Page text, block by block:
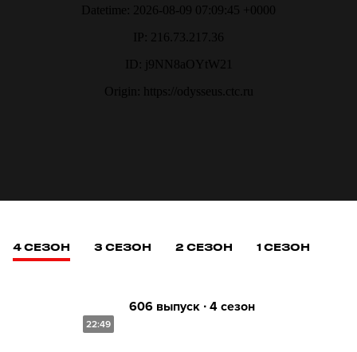
4 СЕЗОН 3 СЕЗОН 2 СЕЗОН 1 СЕЗОН
22:49
606 выпуск ∙ 4 сезон